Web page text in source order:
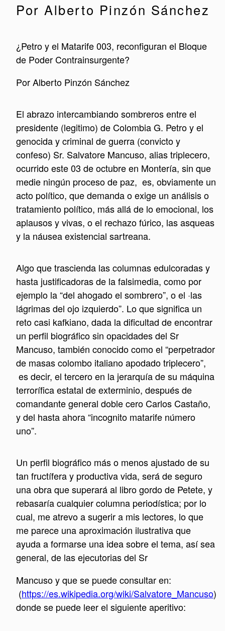
Por Alberto Pinzón Sánchez
¿Petro y el Matarife 003, reconfiguran el Bloque
de Poder Contrainsurgente?
Por Alberto Pinzón Sánchez
El abrazo intercambiando sombreros entre el
presidente (legitimo) de Colombia G. Petro y el
genocida y criminal de guerra (convicto y
confeso) Sr. Salvatore Mancuso, alias triplecero,
ocurrido este 03 de octubre en Montería, sin que
medie ningún proceso de paz, es, obviamente un
acto político, que demanda o exige un análisis o
tratamiento político, más allá de lo emocional, los
aplausos y vivas, o el rechazo fúrico, las asqueas
y la náusea existencial sartreana.
Algo que trascienda las columnas edulcoradas y
hasta justificadoras de la falsimedia, como por
ejemplo la “del ahogado el sombrero”, o el ·las
lágrimas del ojo izquierdo”. Lo que significa un
reto casi kafkiano, dada la dificultad de encontrar
un perfil biográfico sin opacidades del Sr
Mancuso, también conocido como el “perpetrador
de masas colombo italiano apodado triplecero”,
es decir, el tercero en la jerarquía de su máquina
terrorífica estatal de exterminio, después de
comandante general doble cero Carlos Castaño,
y del hasta ahora “incognito matarife número
uno”.
Un perfil biográfico más o menos ajustado de su
tan fructífera y productiva vida, será de seguro
una obra que superará al libro gordo de Petete, y
rebasaría cualquier columna periodística; por lo
cual, me atrevo a sugerir a mis lectores, lo que
me parece una aproximación ilustrativa que
ayuda a formarse una idea sobre el tema, así sea
general, de las ejecutorias del Sr
Mancuso y que se puede consultar en:
(https://es.wikipedia.org/wiki/Salvatore_Mancuso)
donde se puede leer el siguiente aperitivo: